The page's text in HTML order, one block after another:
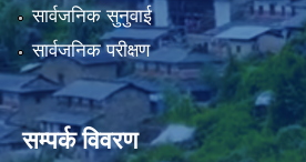
सार्वजनिक सुनुवाई
सार्वजनिक परीक्षण
सम्पर्क विवरण